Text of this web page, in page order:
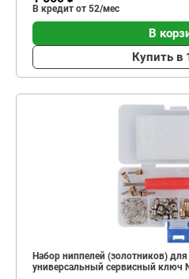
В кредит от 52/мес
В
Купить в
Набор ниппелей (золотников)
универсальный сервисный ключ